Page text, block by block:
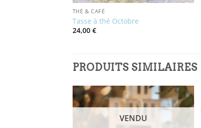
THÉ & CAFÉ
Tasse à thé Octobre
24,00 €
PRODUITS SIMILAIRES
VENDU